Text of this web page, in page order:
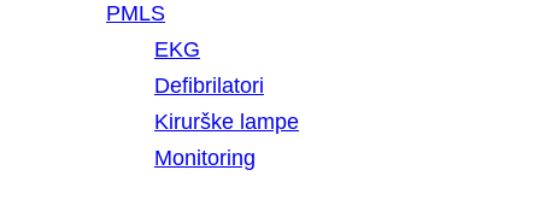
PMLS
EKG
Defibrilatori
Kirurške lampe
Monitoring